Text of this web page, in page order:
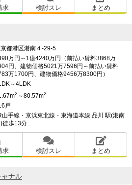
求 検討スレ まとめ
都港区港南４-29-5
万円～1億4240万円（前払い賃料3868万
円、建物価格5021万7596円～前払い賃料
万1700円、建物価格9456万8300円）
～4LDK
2 ～80.57m2
戸
山手線・京浜東北線・東海道本線 品川 駅(港南
徒歩13分
求 検討スレ まとめ
ナル